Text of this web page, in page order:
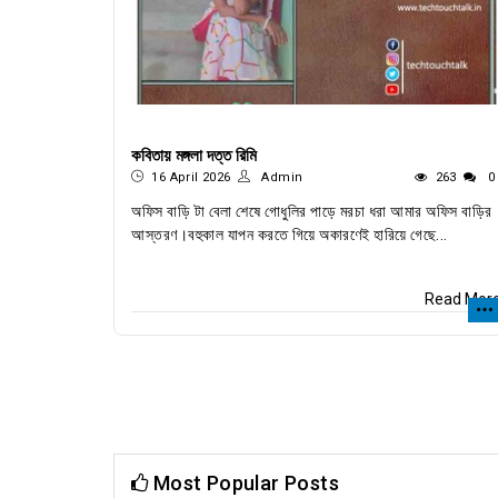
কবিতায় মঙ্গলা দত্ত রিমি
16 April 2026 Admin 263 0
অফিস বাড়ি টা বেলা শেষে গোধুলির পাড়ে মরচা ধরা আমার অফিস বাড়ির
আস্তরণ।বহুকাল যাপন করতে গিয়ে অকারণেই হারিয়ে গেছে...
Read
Most Popular Posts